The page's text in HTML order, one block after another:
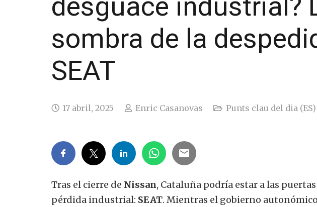
desguace industrial?
sombra de la
SEAT
17 abril, 2025 Enric Casanovas Punts clau del dia (ES)
Tras el cierre de Nissan, Cataluña podría estar a las
pérdida industrial: SEAT. Mientras el gobierno